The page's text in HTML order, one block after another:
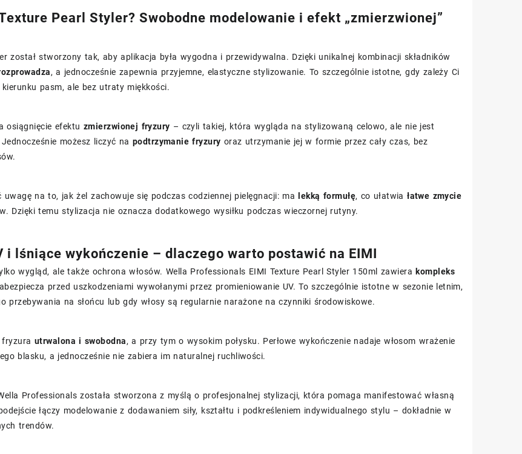
Pearl Styler? Swobodne modelowanie i efekt „zmierzwionej”
został stworzony tak, aby aplikacja była wygodna i przewidywalna. Dzięki unikalnej kombinacji składników
, a jednocześnie zapewnia przyjemne, elastyczne stylizowanie. To szczególnie istotne, gdy zależy Ci
pasm, ale bez utraty miękkości.
osiągnięcie efektu zmierzwionej fryzury – czyli takiej, która wygląda na stylizowaną celowo, ale nie jest
Jednocześnie możesz liczyć na podtrzymanie fryzury oraz utrzymanie jej w formie przez cały czas, bez
uwagę na to, jak żel zachowuje się podczas codziennej pielęgnacji: ma lekką formułę, co ułatwiałatwe zmycie
Dzięki temu stylizacja nie oznacza dodatkowego wysiłku podczas wieczornej rutyny.
i lśniące wykończenie – dlaczego warto postawić na EIMI
wygląd, ale także ochrona włosów. Wella Professionals EIMI Texture Pearl Styler 150ml zawiera kompleks
przed uszkodzeniami wywołanymi przez promieniowanie UV. To szczególnie istotne w sezonie letnim,
przebywania na słońcu lub gdy włosy są regularnie narażone na czynniki środowiskowe.
utrwalona i swobodna, a przy tym o wysokim połysku. Perłowe wykończenie nadaje włosom wrażenie
blasku, a jednocześnie nie zabiera im naturalnej ruchliwości.
Professionals została stworzona z myślą o profesjonalnej stylizacji, która pomaga manifestować własną
łączy modelowanie z dodawaniem siły, kształtu i podkreśleniem indywidualnego stylu – dokładnie w
trendów.